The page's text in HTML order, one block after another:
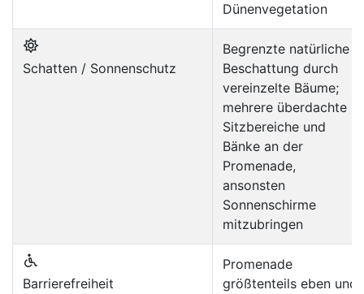
Dünenvegetation
Schatten / Sonnenschutz
Begrenzte natürliche
Beschattung durch
vereinzelte Bäume;
mehrere überdachte
Sitzbereiche und
Bänke an der
Promenade,
ansonsten
Sonnenschirme
mitzubringen
Barrierefreiheit
Promenade
größtenteils eben und